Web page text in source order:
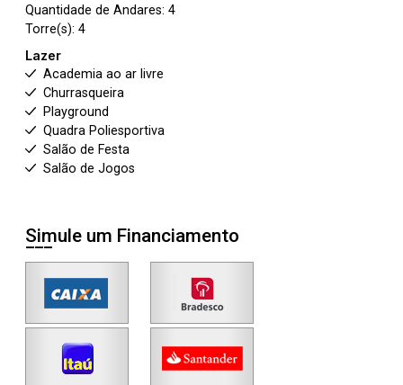
Quantidade de Andares: 4
Torre(s): 4
Lazer
Academia ao ar livre
Churrasqueira
Playground
Quadra Poliesportiva
Salão de Festa
Salão de Jogos
Simule um Financiamento